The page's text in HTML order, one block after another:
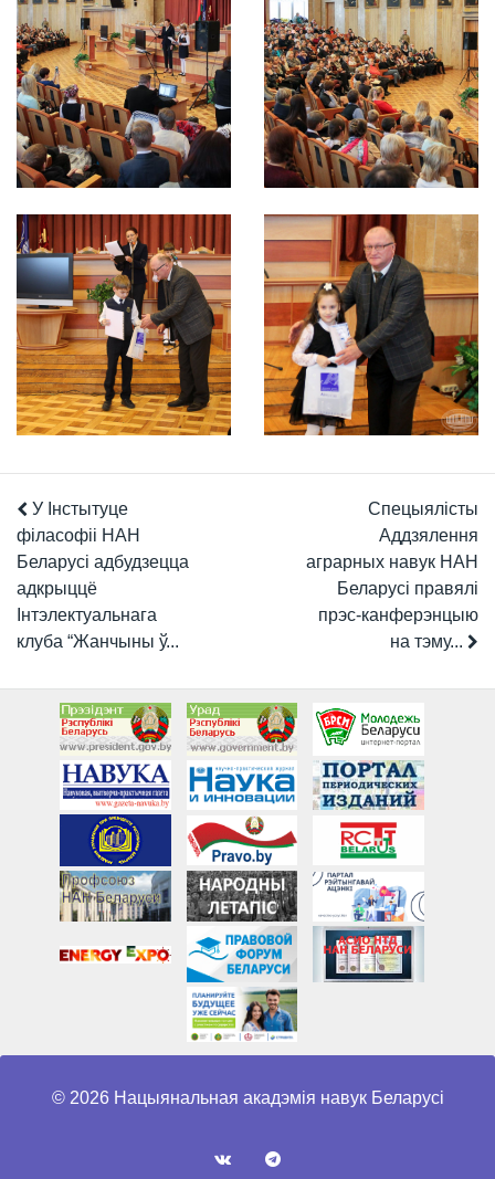
У Інстытуце
філасофіі НАН
Беларусі адбудзецца
адкрыццё
Інтэлектуальнага
клуба “Жанчыны ў...
Спецыялісты
Аддзялення
аграрных навук НАН
Беларусі правялі
прэс-канферэнцыю
на тэму...
© 2026 Нацыянальная акадэмія навук Беларусі